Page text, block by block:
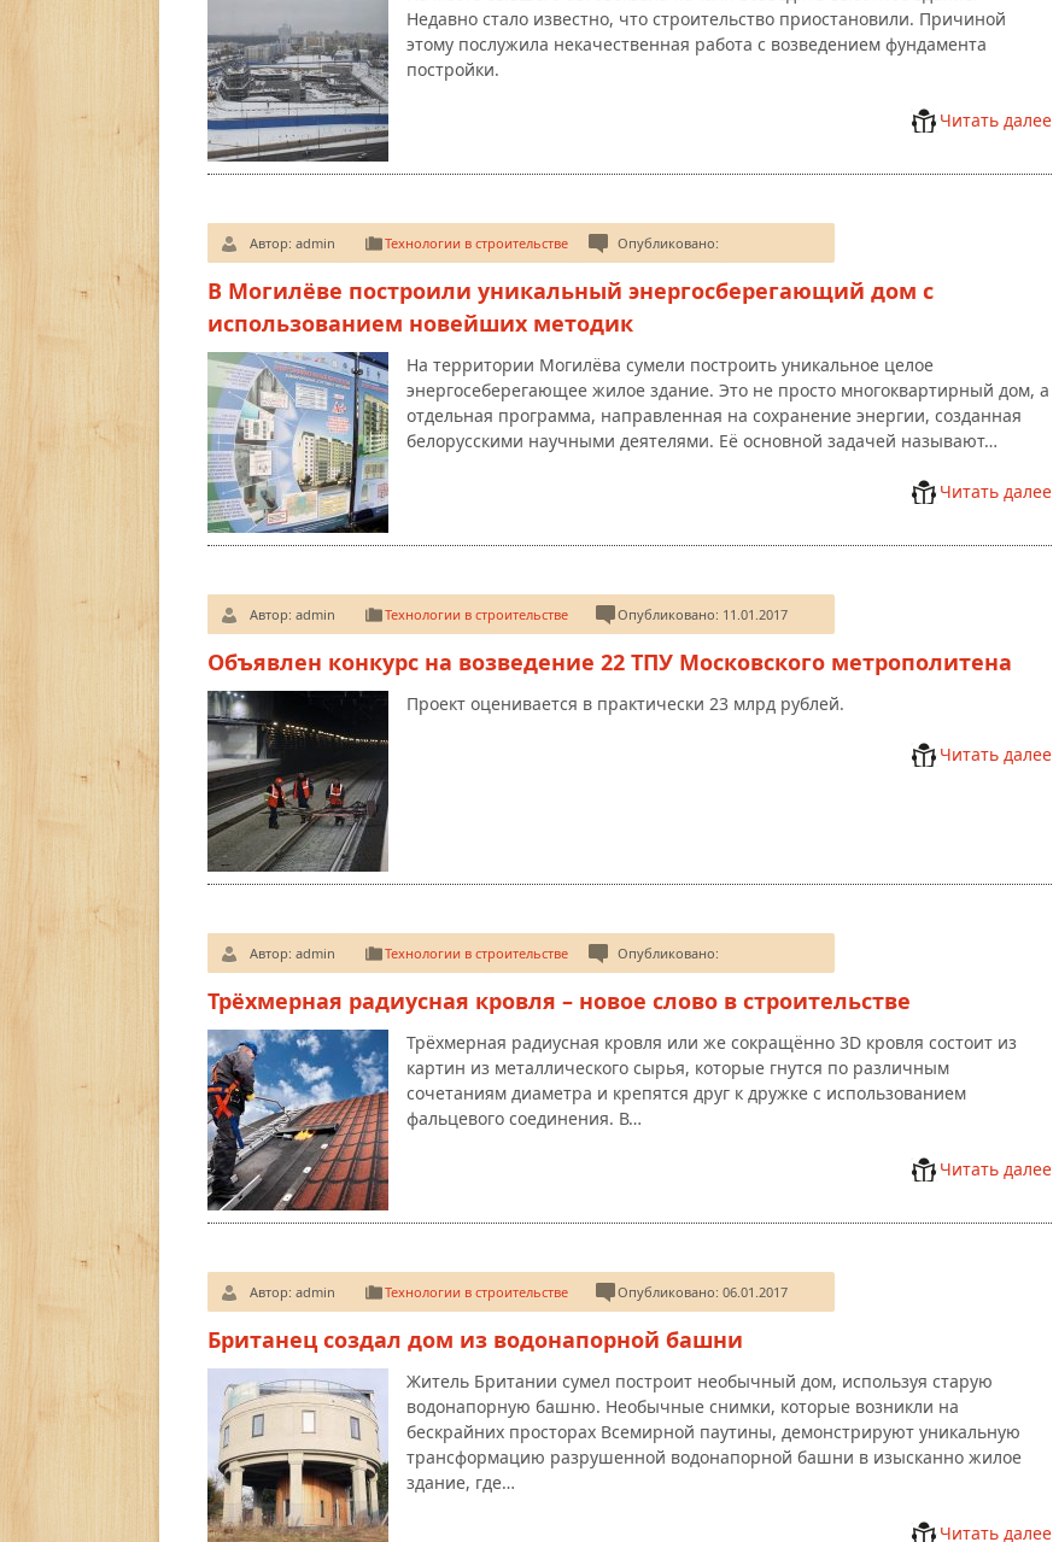
Недавно стало известно, что строительство приостановили. Причиной
этому послужила некачественная работа с возведением фундамента
постройки.
Читать далее
Автор: admin Технологии в строительстве Опубликовано:
В Могилёве построили уникальный энергосберегающий дом с
использованием новейших методик
На территории Могилёва сумели построить уникальное целое
энергосеберегающее жилое здание. Это не просто многоквартирный дом, а
отдельная программа, направленная на сохранение энергии, созданная
белорусскими научными деятелями. Её основной задачей называют…
Читать далее
Автор: admin Технологии в строительстве Опубликовано: 11.01.2017
Объявлен конкурс на возведение 22 ТПУ Московского метрополитена
Проект оценивается в практически 23 млрд рублей.
Читать далее
Автор: admin Технологии в строительстве Опубликовано:
Трёхмерная радиусная кровля – новое слово в строительстве
Трёхмерная радиусная кровля или же сокращённо 3D кровля состоит из
картин из металлического сырья, которые гнутся по различным
сочетаниям диаметра и крепятся друг к дружке с использованием
фальцевого соединения. В…
Читать далее
Автор: admin Технологии в строительстве Опубликовано: 06.01.2017
Британец создал дом из водонапорной башни
Житель Британии сумел построит необычный дом, используя старую
водонапорную башню. Необычные снимки, которые возникли на
бескрайних просторах Всемирной паутины, демонстрируют уникальную
трансформацию разрушенной водонапорной башни в изысканно жилое
здание, где…
Читать далее